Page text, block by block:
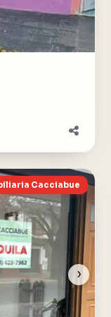
›
Cacciabue